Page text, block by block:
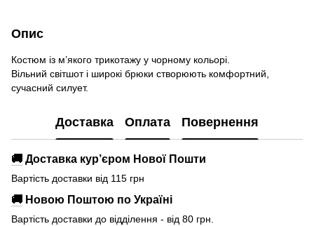
Опис
Костюм із м’якого трикотажу у чорному кольорі.
Вільний світшот і широкі брюки створюють комфортний,
сучасний силует.
Доставка Оплата Повернення
🚚 Доставка кур’єром Нової Пошти
Вартість доставки від 115 грн
🚚 Новою Поштою по Україні
Вартість доставки до відділення - від 80 грн.